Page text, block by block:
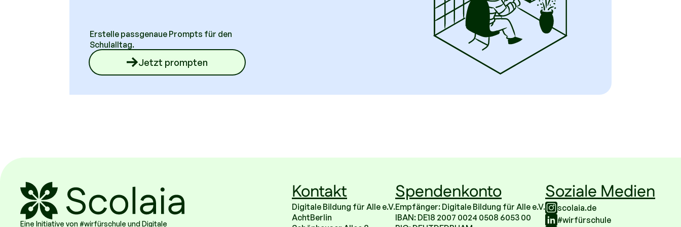
Erstelle passgenaue Prompts für den
Schulalltag.
Jetzt prompten
Eine Initiative von #wirfürschule und Digitale
Kontakt
Digitale Bildung für Alle e.V.
AchtBerlin
Spendenkonto
Empfänger: Digitale Bildung für Alle e.V.
IBAN: DE18 2007 0024 0508 6053 00
Soziale Medien
scolaia.de
#wirfürschule